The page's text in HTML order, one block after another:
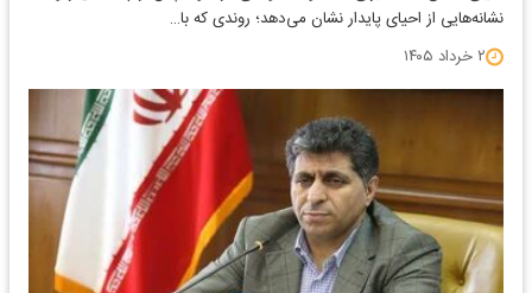
نشانه‌هایی از احیای پایدار نشان می‌دهد؛ روندی که با…
۲ خرداد ۱۴۰۵